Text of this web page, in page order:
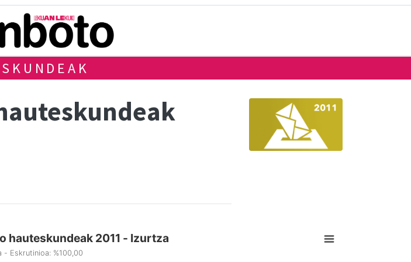
hauteskundeak 2011 - Izurtza
- Eskrutinioa: %100,00